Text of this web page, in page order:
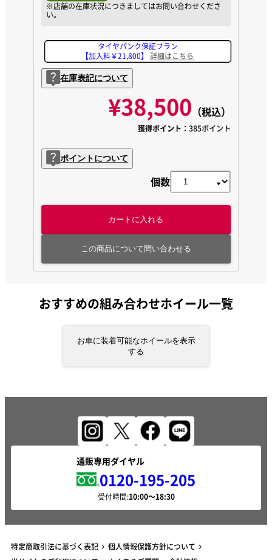
タイヤパンク保証プラン
【加入料￥21,800】詳細はこちら
在庫表記について
¥38,500 （税込）
獲得ポイント： 385ポイント
ポイントについて
個数
カートに入れる
この商品について問い合わせる
おすすめの組み合わせホイール一覧
お車に装着可能なホイールを表示
する
通販専用ダイヤル
0120-195-205
受付時間:
特定商取引法に基づく表記
個人情報保護方針について